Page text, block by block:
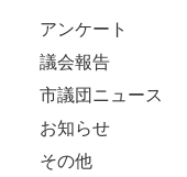
アンケート
議会報告
市議団ニュース
お知らせ
その他